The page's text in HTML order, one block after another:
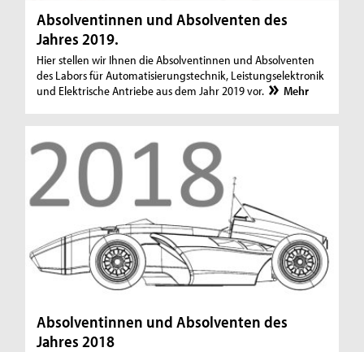
Absolventinnen und Absolventen des
Jahres 2019.
Hier stellen wir Ihnen die Absolventinnen und Absolventen
des Labors für Automatisierungstechnik, Leistungselektronik
und Elektrische Antriebe aus dem Jahr 2019 vor.
Mehr
Absolventinnen und Absolventen des
Jahres 2018